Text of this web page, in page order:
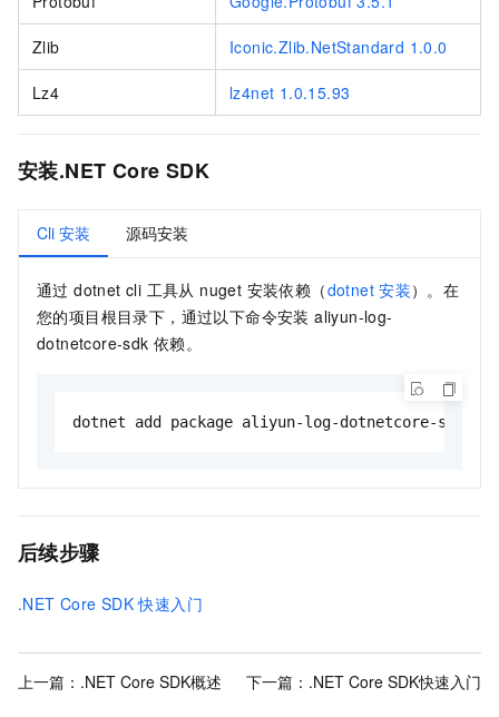
Zlib Iconic.Zlib.NetStandard 1.0.0
Lz4 lz4net 1.0.15.93
安装.NET Core SDK
Cli 安装 源码安装
通过 dotnet cli 工具从 nuget 安装依赖（dotnet 安装）。在
您的项目根目录下，通过以下命令安装 aliyun-log-
dotnetcore-sdk 依赖。
dotnet add package aliyun-log-dotnetcore-sdk
后续步骤
.NET Core SDK 快速入门
上一篇： .NET Core SDK概述 下一篇： .NET Core SDK快速入门